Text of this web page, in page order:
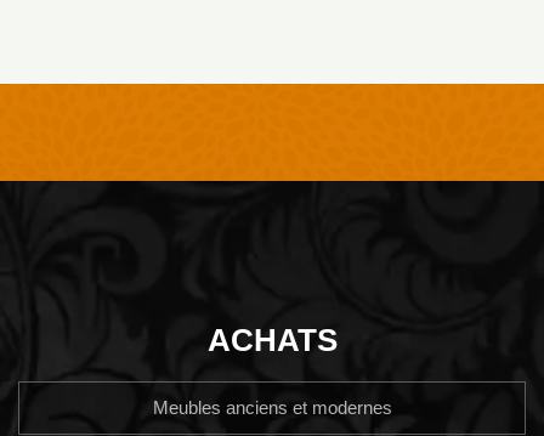
ACHATS
Meubles anciens et modernes